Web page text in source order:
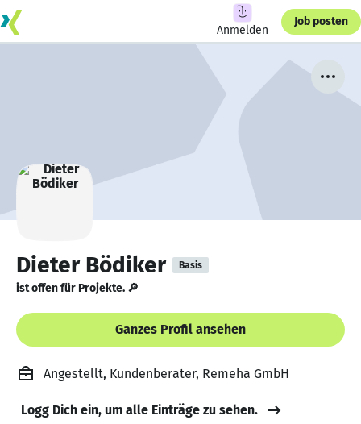
Anmelden
Job posten
Dieter Bödiker Basis
ist offen für Projekte. 🔎
Ganzes Profil ansehen
Angestellt, Kundenberater, Remeha GmbH
Logg Dich ein, um alle Einträge zu sehen.